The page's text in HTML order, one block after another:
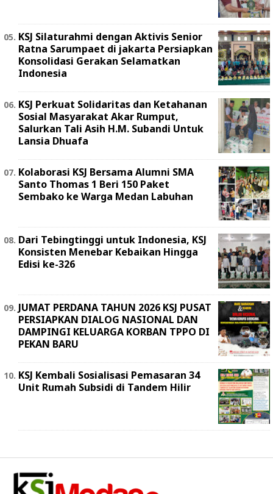
KSJ Silaturahmi dengan Aktivis Senior
Ratna Sarumpaet di jakarta Persiapkan
Konsolidasi Gerakan Selamatkan
Indonesia
KSJ Perkuat Solidaritas dan Ketahanan
Sosial Masyarakat Akar Rumput,
Salurkan Tali Asih H.M. Subandi Untuk
Lansia Dhuafa
Kolaborasi KSJ Bersama Alumni SMA
Santo Thomas 1 Beri 150 Paket
Sembako ke Warga Medan Labuhan
Dari Tebingtinggi untuk Indonesia, KSJ
Konsisten Menebar Kebaikan Hingga
Edisi ke-326
JUMAT PERDANA TAHUN 2026 KSJ PUSAT
PERSIAPKAN DIALOG NASIONAL DAN
DAMPINGI KELUARGA KORBAN TPPO DI
PEKAN BARU
KSJ Kembali Sosialisasi Pemasaran 34
Unit Rumah Subsidi di Tandem Hilir